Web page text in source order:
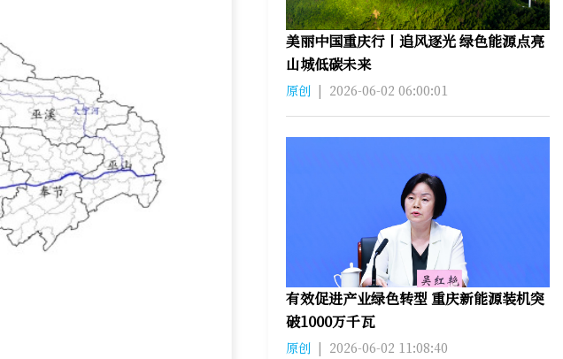
美丽中国重庆行丨追风逐光 绿色能源点亮
山城低碳未来
原创 | 2026-06-02 06:00:01
有效促进产业绿色转型 重庆新能源装机突
破1000万千瓦
原创 | 2026-06-02 11:08:40